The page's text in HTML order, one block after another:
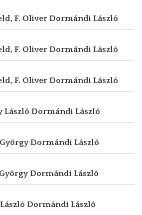
F. Oliver Dormándi László
F. Oliver Dormándi László
F. Oliver Dormándi László
László Dormándi László
Dormándi László
Dormándi László
Dormándi László